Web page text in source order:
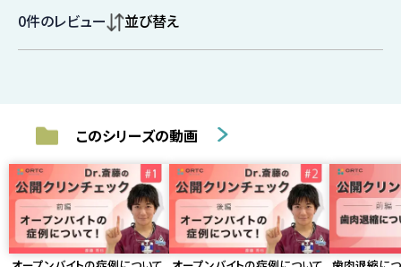
0件のレビュー 並び替え
このシリーズの動画